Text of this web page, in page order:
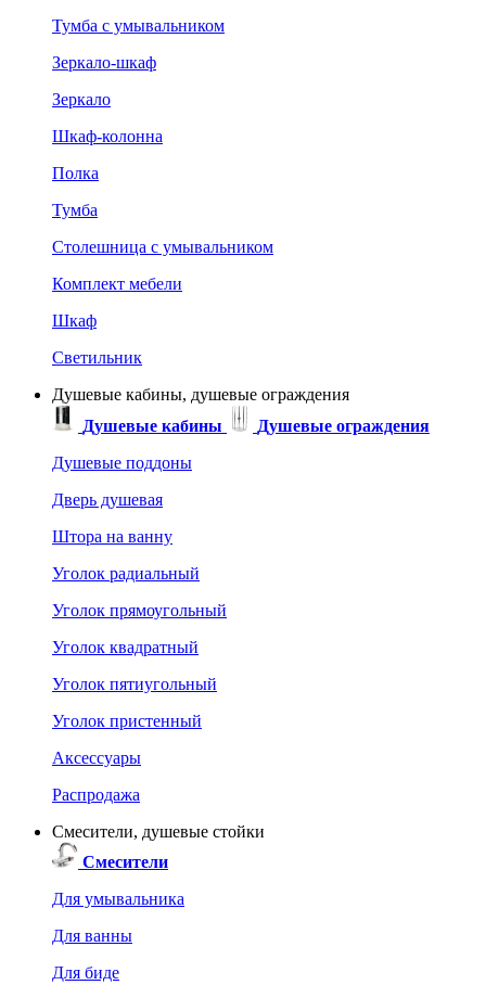
Тумба с умывальником
Зеркало-шкаф
Зеркало
Шкаф-колонна
Полка
Тумба
Столешница с умывальником
Комплект мебели
Шкаф
Светильник
Душевые кабины, душевые ограждения
Душевые кабины
Душевые ограждения
Душевые поддоны
Дверь душевая
Штора на ванну
Уголок радиальный
Уголок прямоугольный
Уголок квадратный
Уголок пятиугольный
Уголок пристенный
Аксессуары
Распродажа
Смесители, душевые стойки
Смесители
Для умывальника
Для ванны
Для биде